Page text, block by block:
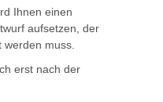
Ihnen einen
aufsetzen, der
muss.
erst nach der